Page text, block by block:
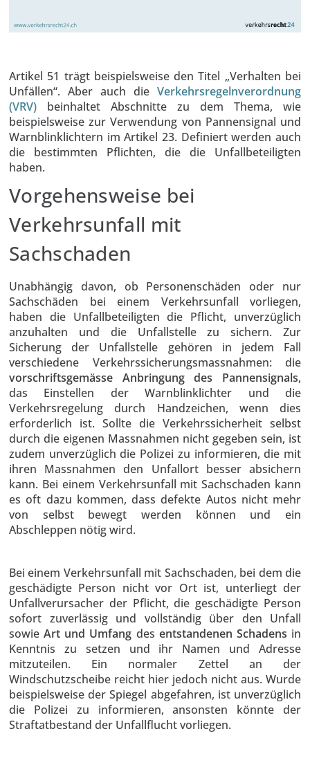
Artikel 51 trägt beispielsweise den Titel „Verhalten bei
Unfällen“. Aber auch die Verkehrsregelnverordnung
(VRV) beinhaltet Abschnitte zu dem Thema, wie
beispielsweise zur Verwendung von Pannensignal und
Warnblinklichtern im Artikel 23. Definiert werden auch
die bestimmten Pflichten, die die Unfallbeteiligten
haben.
Vorgehensweise bei
Verkehrsunfall mit
Sachschaden
Unabhängig davon, ob Personenschäden oder nur
Sachschäden bei einem Verkehrsunfall vorliegen,
haben die Unfallbeteiligten die Pflicht, unverzüglich
anzuhalten und die Unfallstelle zu sichern. Zur
Sicherung der Unfallstelle gehören in jedem Fall
verschiedene Verkehrssicherungsmassnahmen: die
vorschriftsgemässe Anbringung des Pannensignals,
das Einstellen der Warnblinklichter und die
Verkehrsregelung durch Handzeichen, wenn dies
erforderlich ist. Sollte die Verkehrssicherheit selbst
durch die eigenen Massnahmen nicht gegeben sein, ist
zudem unverzüglich die Polizei zu informieren, die mit
ihren Massnahmen den Unfallort besser absichern
kann. Bei einem Verkehrsunfall mit Sachschaden kann
es oft dazu kommen, dass defekte Autos nicht mehr
von selbst bewegt werden können und ein
Abschleppen nötig wird.
Bei einem Verkehrsunfall mit Sachschaden, bei dem die
geschädigte Person nicht vor Ort ist, unterliegt der
Unfallverursacher der Pflicht, die geschädigte Person
sofort zuverlässig und vollständig über den Unfall
sowieArt und Umfang des entstandenen Schadens in
Kenntnis zu setzen und ihr Namen und Adresse
mitzuteilen. Ein normaler Zettel an der
Windschutzscheibe reicht hier jedoch nicht aus. Wurde
beispielsweise der Spiegel abgefahren, ist unverzüglich
die Polizei zu informieren, ansonsten könnte der
Straftatbestand der Unfallflucht vorliegen.